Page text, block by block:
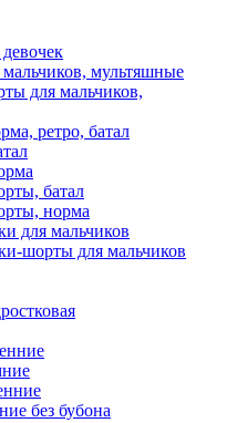
мультяшные
для мальчиков,
ретро, батал
батал
норма
для мальчиков
шорты для мальчиков
без бубона